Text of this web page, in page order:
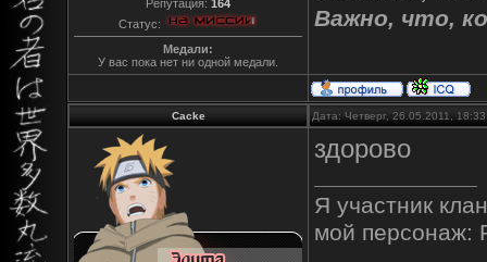
Репутация: 164
Статус:
Медали:
У вас пока нет ни одной медали.
Важно, что,
Cacke Дата: Четверг, 26.05.2011,
здорово
Я участник
мой персонаж: